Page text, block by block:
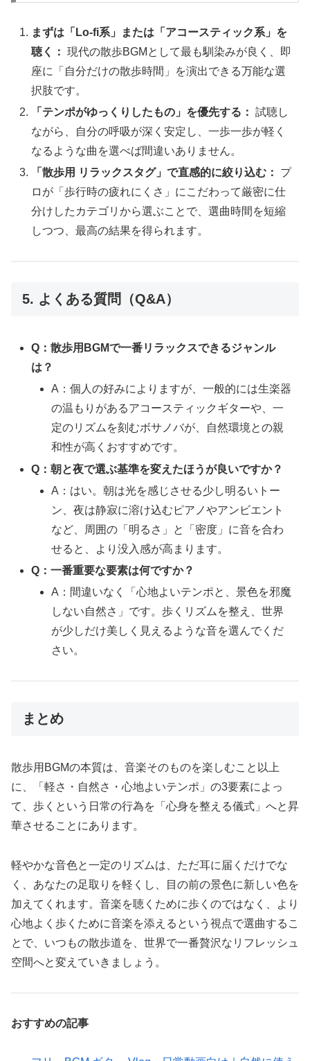
まずは「Lo-fi系」または「アコースティック系」を
聴く： 現代の散歩BGMとして最も馴染みが良く、即
座に「自分だけの散歩時間」を演出できる万能な選
択肢です。
「テンポがゆっくりしたもの」を優先する： 試聴し
ながら、自分の呼吸が深く安定し、一歩一歩が軽く
なるような曲を選べば間違いありません。
「散歩用 リラックスタグ」で直感的に絞り込む：
プ
ロが「歩行時の疲れにくさ」にこだわって厳密に仕
分けしたカテゴリから選ぶことで、選曲時間を短縮
しつつ、最高の結果を得られます。
5. よくある質問（Q&A）
Q：散歩用BGMで一番リラックスできるジャンル
は？
A：個人の好みによりますが、一般的には生楽器
の温もりがあるアコースティックギターや、一
定のリズムを刻むボサノバが、自然環境との親
和性が高くおすすめです。
Q：朝と夜で選ぶ基準を変えたほうが良いですか？
A：はい。朝は光を感じさせる少し明るいトー
ン、夜は静寂に溶け込むピアノやアンビエント
など、周囲の「明るさ」と「密度」に音を合わ
せると、より没入感が高まります。
Q：一番重要な要素は何ですか？
A：間違いなく「心地よいテンポと、景色を邪魔
しない自然さ」です。歩くリズムを整え、世界
が少しだけ美しく見えるような音を選んでくだ
さい。
まとめ
散歩用BGMの本質は、音楽そのものを楽しむこと以上
に、「軽さ・自然さ・心地よいテンポ」の3要素によっ
て、歩くという日常の行為を「心身を整える儀式」へと昇
華させることにあります。
軽やかな音色と一定のリズムは、ただ耳に届くだけでな
く、あなたの足取りを軽くし、目の前の景色に新しい色を
加えてくれます。音楽を聴くために歩くのではなく、より
心地よく歩くために音楽を添えるという視点で選曲するこ
とで、いつもの散歩道を、世界で一番贅沢なリフレッシュ
空間へと変えていきましょう。
おすすめの記事